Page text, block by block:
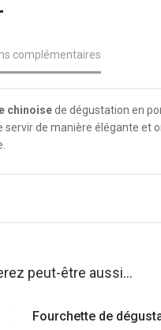
complémentaires
chinoisede dégustation en
servir de manière élégante et
peut-être aussi…
Fourchette de